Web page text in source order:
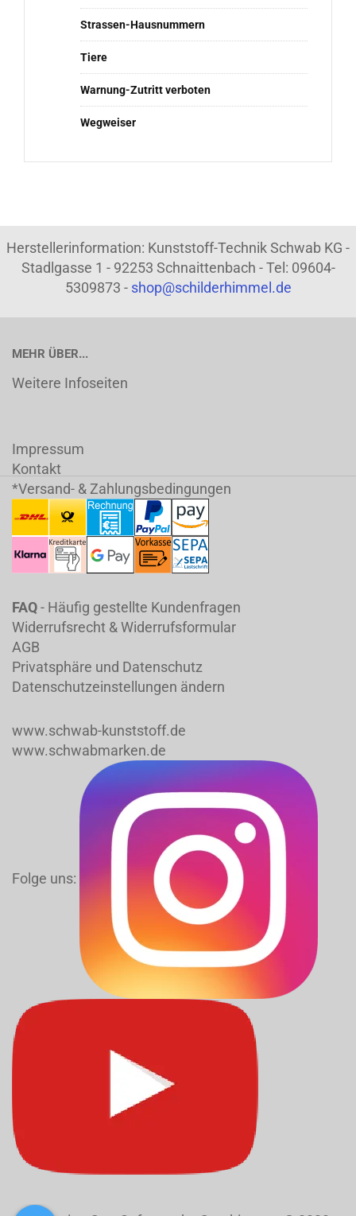
Strassen-Hausnummern
Tiere
Warnung-Zutritt verboten
Wegweiser
Herstellerinformation: Kunststoff-Technik Schwab KG -
Stadlgasse 1 - 92253 Schnaittenbach - Tel: 09604-
5309873 - shop@schilderhimmel.de
MEHR ÜBER...
Weitere Infoseiten
Impressum
Kontakt
*Versand- & Zahlungsbedingungen
FAQ- Häufig gestellte Kundenfragen
Widerrufsrecht & Widerrufsformular
AGB
Privatsphäre und Datenschutz
Datenschutzeinstellungen ändern
www.schwab-kunststoff.de
www.schwabmarken.de
Folge uns: